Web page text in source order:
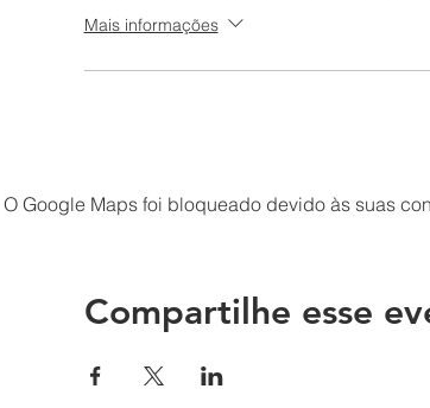
Mais informações
O Google Maps foi bloqueado devido às suas
Compartilhe esse